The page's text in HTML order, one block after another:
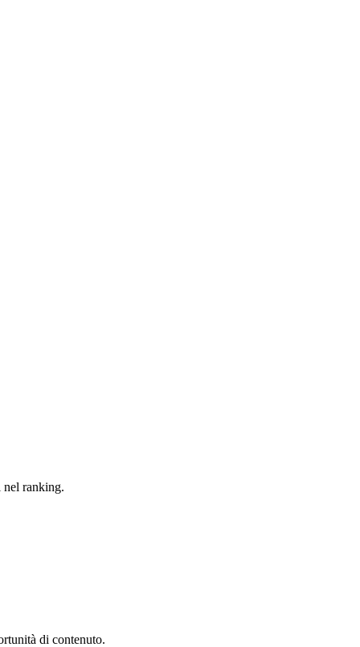
nel ranking.
di contenuto.